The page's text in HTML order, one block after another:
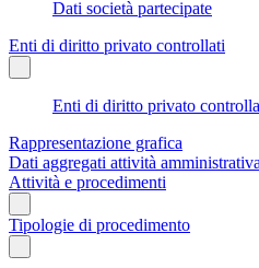
Dati società partecipate
Enti di diritto privato controllati
Enti di diritto privato
Rappresentazione grafica
Dati aggregati attività amministrativa
Attività e procedimenti
Tipologie di procedimento